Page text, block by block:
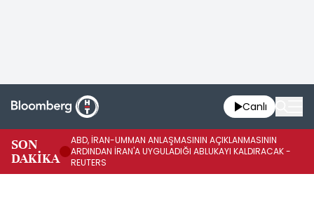
Canlı
SON
DAKİKA
ABD, İRAN-UMMAN ANLAŞMASININ AÇIKLANMASININ
ARDINDAN İRAN'A UYGULADIĞI ABLUKAYI KALDIRACAK -
REUTERS